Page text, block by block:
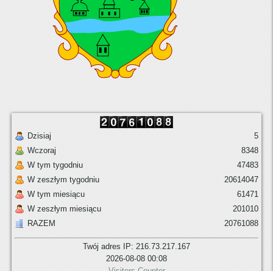
Dzisiaj
Wczoraj
W tym tygodniu
W zeszłym tygodniu
W tym miesiącu
W zeszłym miesiącu
RAZEM
5
8348
47483
20614047
61471
201010
20761088
Twój adres IP: 216.73.217.167
2026-08-08 00:08